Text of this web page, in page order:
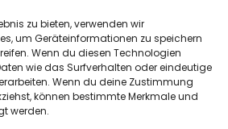
zu bieten, verwenden wir
um Geräteinformationen zu speichern
Wenn du diesen Technologien
wie das Surfverhalten oder eindeutige
Wenn du deine Zustimmung
können bestimmte Merkmale und
werden.
erweitern den Google Analytics
„gat._anonymizeIp();“. Dieser
die protokollierte IP-Adresse
von Mitgliedstaaten der
oder in anderen Vertragsstaaten
den Europäischen